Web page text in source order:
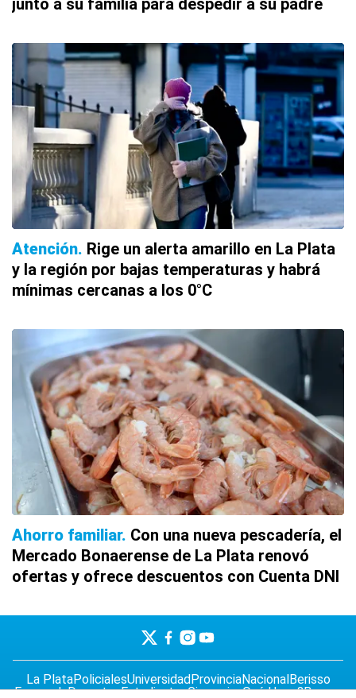
junto a su familia para despedir a su padre
Atención Rige un alerta amarillo en La Plata
y la región por bajas temperaturas y habrá
mínimas cercanas a los 0°C
Ahorro familiar Con una nueva pescadería, el
Mercado Bonaerense de La Plata renovó
ofertas y ofrece descuentos con Cuenta DNI
La PlataPolicialesUniversidad ProvinciaNacional Berisso
EnsenadaDeportesEstudiantesGimnasia¿Qué Hago?Begum